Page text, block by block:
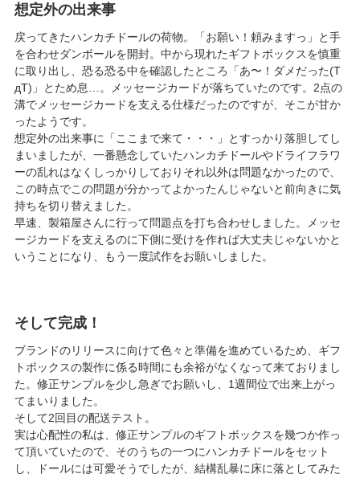
想定外の出来事
戻ってきたハンカチドールの荷物。「お願い！頼みますっ」と手
を合わせダンボールを開封。中から現れたギフトボックスを慎重
に取り出し、恐る恐る中を確認したところ「あ〜！ダメだった(T
дT)」とため息…。メッセージカードが落ちていたのです。2点の
溝でメッセージカードを支える仕様だったのですが、そこが甘か
ったようです。
想定外の出来事に「ここまで来て・・・」とすっかり落胆してし
まいましたが、一番懸念していたハンカチドールやドライフラワ
ーの乱れはなくしっかりしておりそれ以外は問題なかったので、
この時点でこの問題が分かってよかったんじゃないと前向きに気
持ちを切り替えました。
早速、製箱屋さんに行って問題点を打ち合わせしました。メッセ
ージカードを支えるのに下側に受けを作れば大丈夫じゃないかと
いうことになり、もう一度試作をお願いしました。
そして完成！
ブランドのリリースに向けて色々と準備を進めているため、ギフ
トボックスの製作に係る時間にも余裕がなくなって来ておりまし
た。修正サンプルを少し急ぎでお願いし、1週間位で出来上がっ
てまいりました。
そして2回目の配送テスト。
実は心配性の私は、修正サンプルのギフトボックスを幾つか作っ
て頂いていたので、そのうちの一つにハンカチドールをセット
し、ドールには可愛そうでしたが、結構乱暴に床に落としてみた